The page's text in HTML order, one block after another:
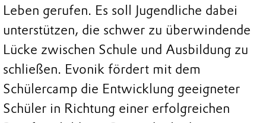
Leben gerufen. Es soll Jugendliche dabei
unterstützen, die schwer zu überwindende
Lücke zwischen Schule und Ausbildung zu
schließen. Evonik fördert mit dem
Schülercamp die Entwicklung geeigneter
Schüler in Richtung einer erfolgreichen